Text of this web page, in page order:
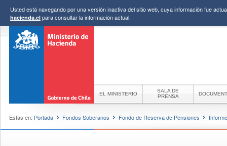
Usted está navegando por una versión inactiva del sitio web, cuya información fue
hacienda.cl para consultar la información actual.
EL MINISTERIO
SALA DE
PRENSA
Estás en: Portada Fondos Soberanos Fondo de Reserva de Pensiones